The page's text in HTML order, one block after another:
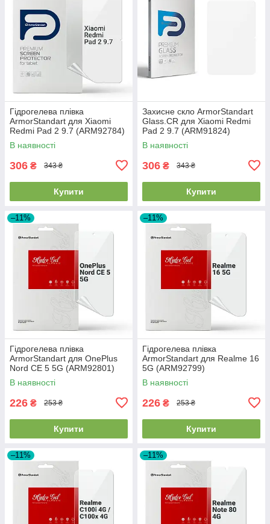
Гідрогелева плівка
ArmorStandart для Xiaomi
Redmi Pad 2 9.7 (ARM92784)
В наявності
306 ₴ 343 ₴
Купити
Захисне скло ArmorStandart
Glass.CR для Xiaomi Redmi
Pad 2 9.7 (ARM91824)
В наявності
306 ₴ 343 ₴
Купити
–11%
Гідрогелева плівка
ArmorStandart для OnePlus
Nord CE 5 5G (ARM92801)
В наявності
226 ₴ 253 ₴
Купити
–11%
Гідрогелева плівка
ArmorStandart для Realme 16
5G (ARM92799)
В наявності
226 ₴ 253 ₴
Купити
–11% –11%